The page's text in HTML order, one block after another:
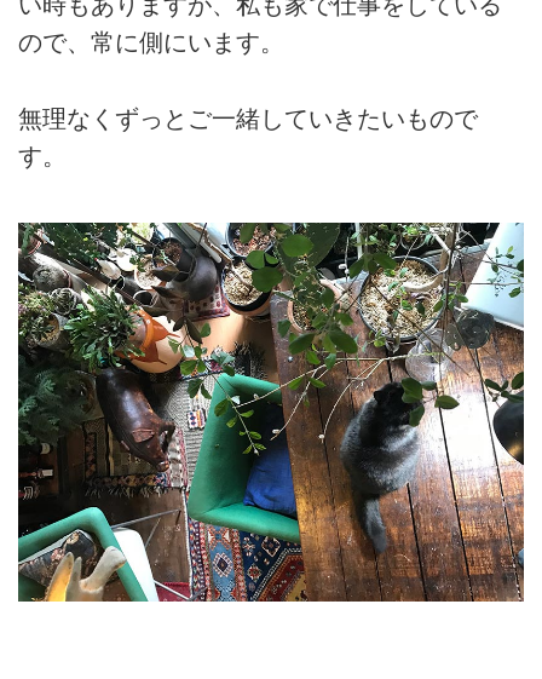
ので、常に側にいます。
無理なくずっとご一緒していきたいもので
す。